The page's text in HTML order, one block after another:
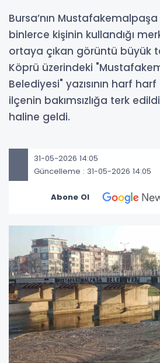
Bursa’nın
binlerce kişinin kullandığı
ortaya çıkan görüntü büyük
Köprü üzerindeki
Belediyesi" yazısının harf
ilçenin bakımsızlığa terk
haline geldi.
31-05-2026 14:05
Güncelleme : 31-05-2026 14:05
Abone Ol